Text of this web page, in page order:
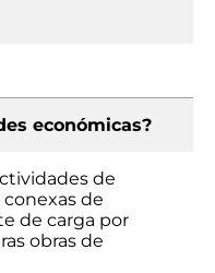
económicas?
de
de
de carga por
obras de